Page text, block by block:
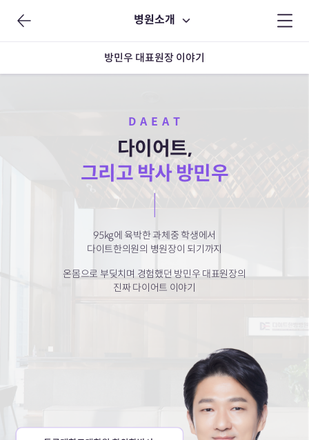
병원소개
방민우 대표원장 이야기
D A E A T
다이어트,
그리고 박사 방민우
95kg에 육박한 과체중 학생에서
다이트한의원의 병원장이 되기까지
온몸으로 부딪치며 경험했던 방민우 대표원장의
진짜 다이어트 이야기